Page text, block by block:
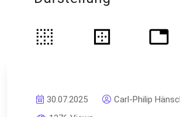
30.07.2025
Carl-Philip